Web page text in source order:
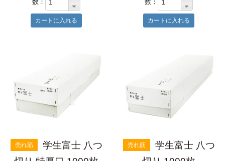
数： 数：
売れ筋
学生富士 八つ
売れ筋
学生富士 八つ